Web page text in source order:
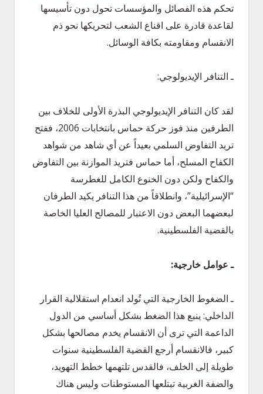
تحكم هذه الفصائل والمؤسسات تحول دون تأسيسها
لقاعدة قادرة على اقناع الشعب لتحريكها نحو ذم
الانقسام ومقاومته بكافة الوسائل.
ـ التنافر الإيديولوجي:
لقد كان التنافر الإيديولوجي البذرة الأولى للخلاف بين
الطرفين منذ فوز حركة حماس بانتخابات 2006، ففتح
تريد التفاوض السلمي بعيداً عن أي شاهد من شواهد
الكفاح المسلح، أما حماس فتريد الموازنة بين التفاوض
والكفاح ولكن دون الخنوع الكامل للغطرسة
“الإسرائيلية”، وانطلاقاً من هذا التنافر يكيد الطرفان
لبعضهما البعض دون الاعتبار للمصالح العليا الخاصة
بالقضية الفلسطينية.
ـ عوامل خارجية:
ـ الضغوط الخارجية التي تُولد انعدام استقلالية القرار
الداخلي: ينبع هذا الضغط بشكل أساسي من الدول
الداعمة التي ترى أن الانقسام يخدم مصالحها بشكل
كبير، فالانقسام أرجع القضية الفلسطينية سنوات
طويلة إلى الخلف، فالقدس تلتهمها خطط التهويد،
والضفة الغربية تبتلعها المستوطنات وليس هناك